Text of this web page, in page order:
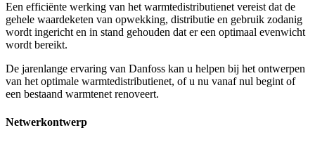
Een efficiënte werking van het warmtedistributienet vereist dat de
gehele waardeketen van opwekking, distributie en gebruik zodanig
wordt ingericht en in stand gehouden dat er een optimaal evenwicht
wordt bereikt.
De jarenlange ervaring van Danfoss kan u helpen bij het ontwerpen
van het optimale warmtedistributienet, of u nu vanaf nul begint of
een bestaand warmtenet renoveert.
Netwerkontwerp